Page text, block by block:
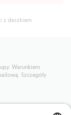
z daszkiem
Warunkiem
Szczegóły